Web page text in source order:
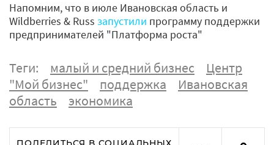
Напомним, что в июле Ивановская область и
Wildberries & Russ запустили программу поддержки
предпринимателей "Платформа роста"
Теги: малый и средний бизнес
Центр
"Мой бизнес"
поддержка
Ивановская
область
экономика